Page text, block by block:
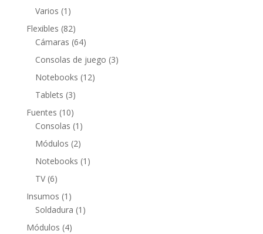
Varios 1 1
producto
Flexibles 8282
productos
Cámaras 6464
productos
Consolas de juego 33
Notebooks 1212
Tablets 33
productos
Fuentes 1010
productos
Consolas 1 1
producto
Módulos 22
productos
Notebooks 1 1
TV 66
productos
Insumos 1 1
producto
Soldadura 1 1
Módulos 44